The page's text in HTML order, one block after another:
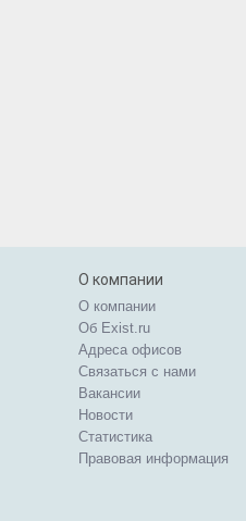
О компании
О компании
Об Exist.ru
Адреса офисов
Связаться с нами
Вакансии
Новости
Статистика
Правовая информация